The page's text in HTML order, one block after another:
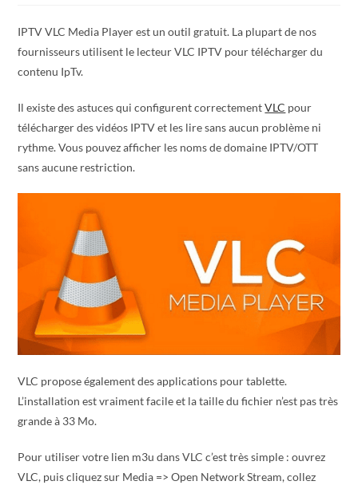
IPTV VLC Media Player est un outil gratuit. La plupart de nos
fournisseurs utilisent le lecteur VLC IPTV pour télécharger du
contenu IpTv.
Il existe des astuces qui configurent correctementVLC pour
télécharger des vidéos IPTV et les lire sans aucun problème ni
rythme. Vous pouvez afficher les noms de domaine IPTV/OTT
sans aucune restriction.
VLC propose également des applications pour tablette.
L’installation est vraiment facile et la taille du fichier n’est pas très
grande à 33 Mo.
Pour utiliser votre lien m3u dans VLC c’est très simple : ouvrez
VLC, puis cliquez sur Media => Open Network Stream, collez